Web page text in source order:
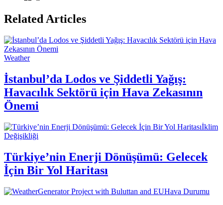
Related Articles
Weather
İstanbul’da Lodos ve Şiddetli Yağış:
Havacılık Sektörü için Hava Zekasının
Önemi
İklim
Değişikliği
Türkiye’nin Enerji Dönüşümü: Gelecek
İçin Bir Yol Haritası
Hava Durumu